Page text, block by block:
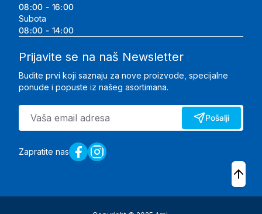
08:00 - 16:00
Subota
08:00 - 14:00
Prijavite se na naš Newsletter
Budite prvi koji saznaju za nove proizvode, specijalne
ponude i popuste iz našeg asortimana.
Pošalji
Zapratite nas